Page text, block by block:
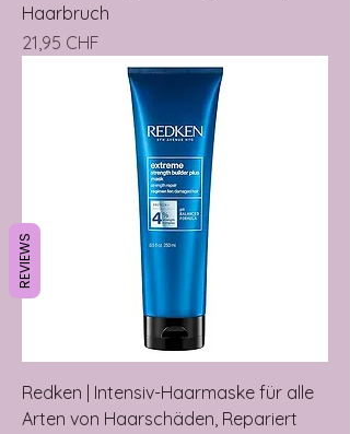
Haarbruch
Precio
21,95 CHF
Redken | Intensiv-Haarmaske für alle
Arten von Haarschäden, Repariert
REVIEWS